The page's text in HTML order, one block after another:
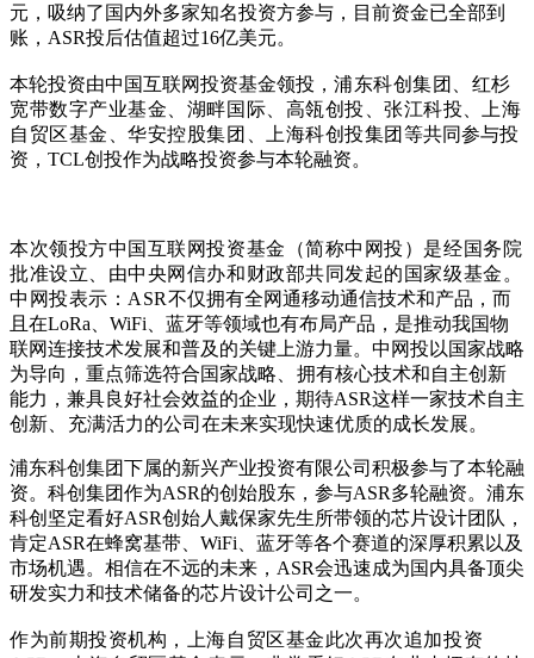
元，吸纳了国内外多家知名投资方参与，目前资金已全部到
账，ASR投后估值超过16亿美元。
本轮投资由中国互联网投资基金领投， 浦东科创集团、 红杉
宽带数字产业基金、 湖畔国际、 高瓴创投、张江科投、
上海
自贸区基金、华安控股集团、
上海科创投集团 等共同参与投
资，TCL创投作为战略投资参与本轮融资。
本次领投方中国互联网投资基金（简称中网投）是经国务院
批准设立
由中央网信办和财政部共同发起的国家级基金。
中网投表示：ASR不仅拥有全网通移动通信技术和产品，而
且在LoRa、WiFi、蓝牙等领域也有布局产品，是推动我国物
联网连接技术发展和普及的关键上游力量。中网投以国家战略
为导向，重点筛选符合国家战略
拥有核心技术和自主创新
能力，兼具良好社会效益的企业，期待ASR这样一家技术自主
创新
充满活力的公司在未来实现快速优质的成长发展。
浦东科创集团下属的新兴产业投资有限公司积极参与了本轮融
资。科创集团作为ASR的创始股东，参与ASR多轮融资。浦东
科创坚定看好ASR创始人戴保家先生所带领的芯片设计团队，
肯定ASR在蜂窝基带、WiFi、蓝牙等各个赛道的深厚积累以及
市场机遇。相信在不远的未来，ASR会迅速成为国内具备顶尖
研发实力和技术储备的芯片设计公司之一。
作为前期投资机构，上海自贸区基金此次再次追加投资